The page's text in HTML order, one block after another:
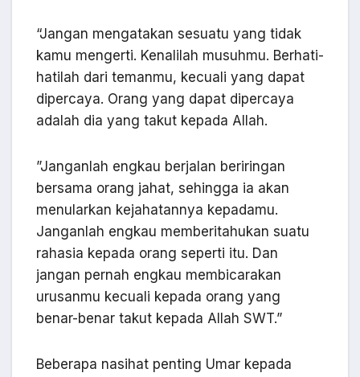
“Jangan mengatakan sesuatu yang tidak
kamu mengerti. Kenalilah musuhmu. Berhati-
hatilah dari temanmu, kecuali yang dapat
dipercaya. Orang yang dapat dipercaya
adalah dia yang takut kepada Allah.
”Janganlah engkau berjalan beriringan
bersama orang jahat, sehingga ia akan
menularkan kejahatannya kepadamu.
Janganlah engkau memberitahukan suatu
rahasia kepada orang seperti itu. Dan
jangan pernah engkau membicarakan
urusanmu kecuali kepada orang yang
benar-benar takut kepada Allah SWT.”
Beberapa nasihat penting Umar kepada